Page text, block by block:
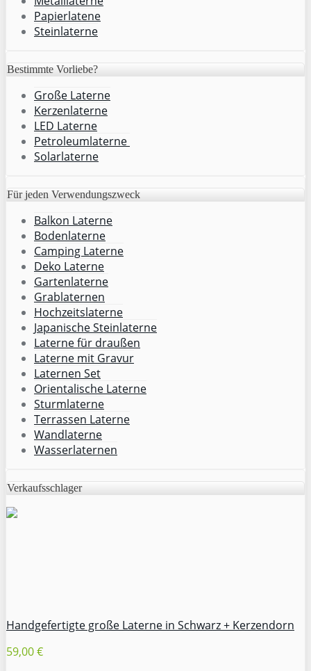
Papierlatene
Steinlaterne
Bestimmte Vorliebe?
Große Laterne
Kerzenlaterne
LED Laterne
Petroleumlaterne
Solarlaterne
Für jeden Verwendungszweck
Balkon Laterne
Bodenlaterne
Camping Laterne
Deko Laterne
Gartenlaterne
Grablaternen
Hochzeitslaterne
Japanische Steinlaterne
Laterne für draußen
Laterne mit Gravur
Laternen Set
Orientalische Laterne
Sturmlaterne
Terrassen Laterne
Wandlaterne
Wasserlaternen
Verkaufsschlager
Handgefertigte große Laterne in Schwarz + Kerzendorn
59,00 €